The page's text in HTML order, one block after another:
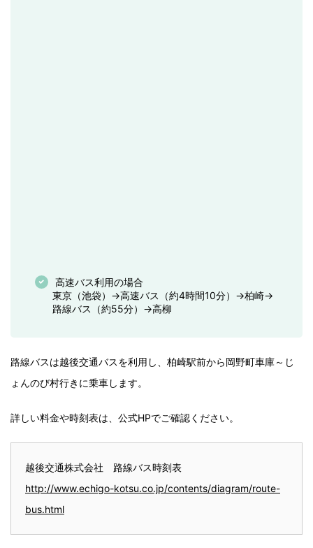
高速バス利用の場合
東京（池袋）→高速バス（約4時間10分）→柏崎→
路線バス（約55分）→高柳
路線バスは越後交通バスを利用し、柏崎駅前から岡野町車庫～じ
ょんのび村行きに乗車します。
詳しい料金や時刻表は、公式HPでご確認ください。
越後交通株式会社 路線バス時刻表
http://www.echigo-kotsu.co.jp/contents/diagram/route-
bus.html